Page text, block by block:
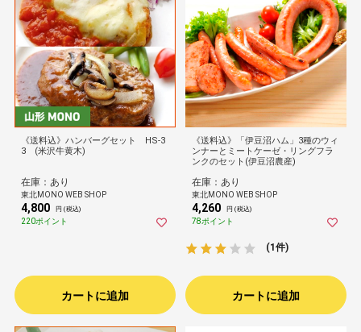
《送料込》ハンバーグセット HS-3
3 (米沢牛黄木)
在庫：あり
東北MONO WEB SHOP
4,800 円 (税込)
220ポイント
カートに追加
《送料込》「伊豆沼ハム」3種のウィ
ンナーとミートケーゼ・リングフラ
ンクのセット(伊豆沼農産)
在庫：あり
東北MONO WEB SHOP
4,260 円 (税込)
78ポイント
(1件)
カートに追加